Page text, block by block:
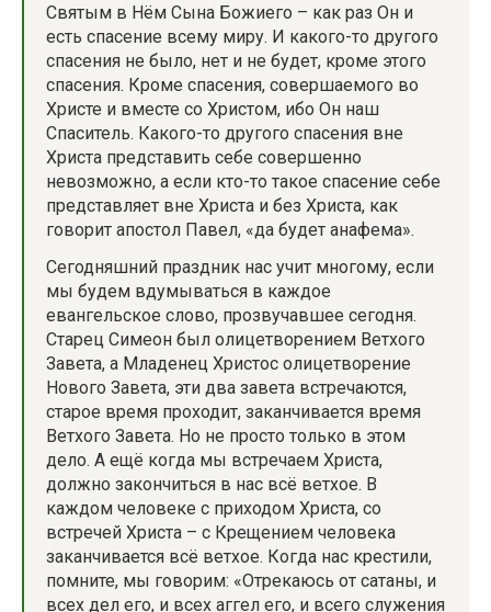
Святым в Нём Сына Божиего – как раз Он и
есть спасение всему миру. И какого-то другого
спасения не было, нет и не будет, кроме этого
спасения. Кроме спасения, совершаемого во
Христе и вместе со Христом, ибо Он наш
Спаситель. Какого-то другого спасения вне
Христа представить себе совершенно
невозможно, а если кто-то такое спасение себе
представляет вне Христа и без Христа, как
говорит апостол Павел, «да будет анафема».
Сегодняшний праздник нас учит многому, если
мы будем вдумываться в каждое
евангельское слово, прозвучавшее сегодня.
Старец Симеон был олицетворением Ветхого
Завета, а Младенец Христос олицетворение
Нового Завета, эти два завета встречаются,
старое время проходит, заканчивается время
Ветхого Завета. Но не просто только в этом
дело. А ещё когда мы встречаем Христа,
должно закончиться в нас всё ветхое. В
каждом человеке с приходом Христа, со
встречей Христа – с Крещением человека
заканчивается всё ветхое. Когда нас крестили,
помните, мы говорим: «Отрекаюсь от сатаны, и
всех дел его, и всех аггел его, и всего служения